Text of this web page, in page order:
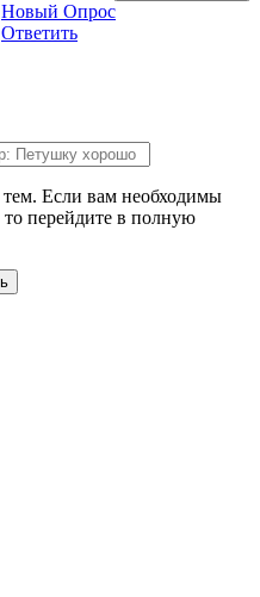
Новый Опрос
Ответить
тем. Если вам необходимы
то перейдите в полную